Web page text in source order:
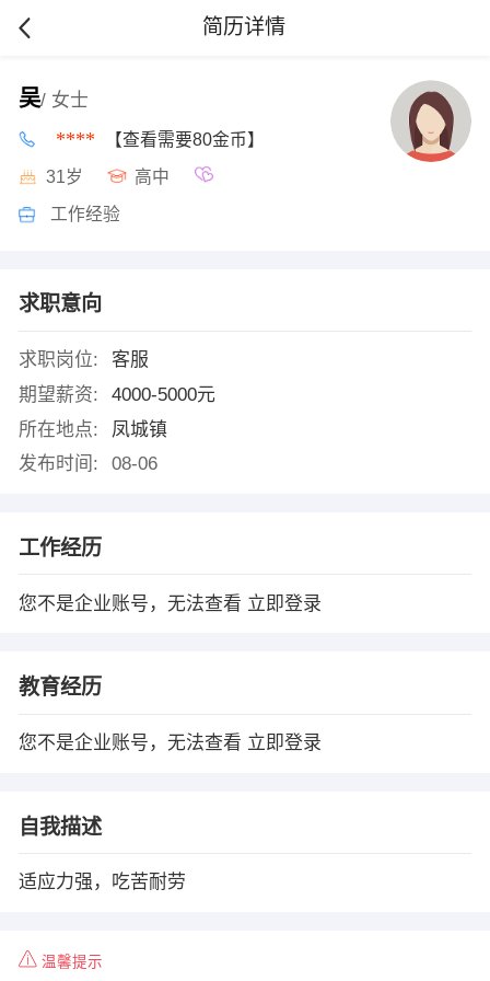
简历详情
吴/ 女士
**** 【查看需要80金币】
31岁 高中
工作经验
求职意向
求职岗位:
客服
期望薪资:
4000-5000元
所在地点:
凤城镇
发布时间:
08-06
工作经历
您不是企业账号，无法查看 立即登录
教育经历
您不是企业账号，无法查看 立即登录
自我描述
适应力强，吃苦耐劳
温馨提示